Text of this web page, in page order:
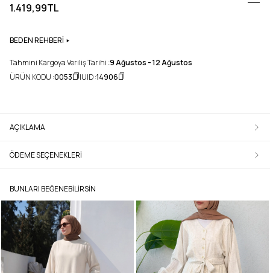
1.419,99TL
BEDEN REHBERİ
Tahmini Kargoya Veriliş Tarihi :9 Ağustos - 12 Ağustos
ÜRÜN KODU :0053 UID :14906
AÇIKLAMA
ÖDEME SEÇENEKLERI
BUNLARI BEĞENEBILIRSIN